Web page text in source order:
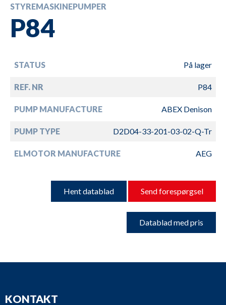
STYREMASKINEPUMPER
P84
STATUS På lager
REF. NR P84
PUMP MANUFACTURE ABEX Denison
PUMP TYPE D2D04-33-201-03-02-Q-Tr
ELMOTOR MANUFACTURE AEG
Hent datablad Send forespørgsel
Datablad med pris
KONTAKT